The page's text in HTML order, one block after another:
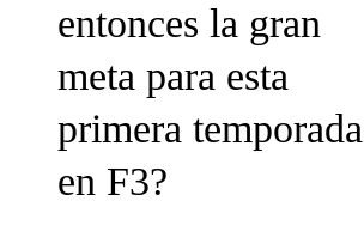
entonces la gran
meta para esta
primera temporada
en F3?